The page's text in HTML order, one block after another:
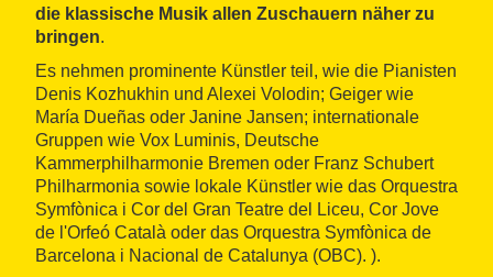
die klassische Musik allen Zuschauern näher zu
bringen.
Es nehmen prominente Künstler teil, wie die Pianisten
Denis Kozhukhin und Alexei Volodin; Geiger wie
María Dueñas oder Janine Jansen; internationale
Gruppen wie Vox Luminis, Deutsche
Kammerphilharmonie Bremen oder Franz Schubert
Philharmonia sowie lokale Künstler wie das Orquestra
Symfònica i Cor del Gran Teatre del Liceu, Cor Jove
de l'Orfeó Català oder das Orquestra Symfònica de
Barcelona i Nacional de Catalunya (OBC). ).